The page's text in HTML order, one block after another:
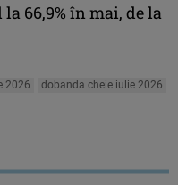
66,9% în mai, de la
2026
dobanda cheie iulie 2026